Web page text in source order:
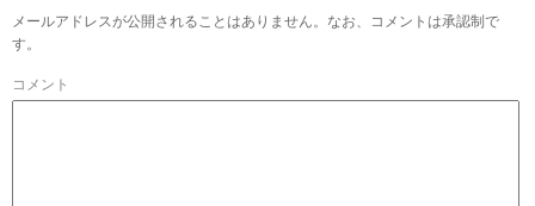
メールアドレスが公開されることはありません。なお、コメントは承認制で
す。
コメント